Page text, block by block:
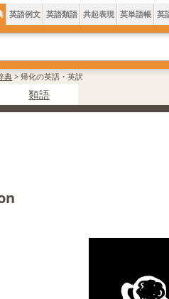
英語例文 英語類語 共起表現 英単語帳 英
典 > 帰化の英語・英訳
類語